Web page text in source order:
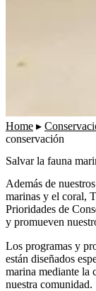
Home ▸
conservación
Salvar la fauna
Además de
marinas y el coral,
Prioridades de
y promueven
Los programas y
están diseñados
marina mediante la
nuestra comunidad.